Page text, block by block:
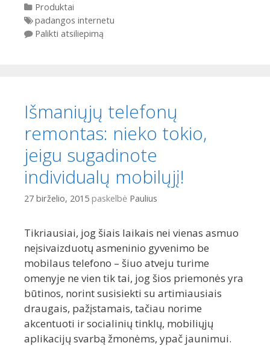
Kategorijos
Produktai
Gairės
padangos internetu
Palikti atsiliepimą
Išmaniųjų telefonų
remontas: nieko tokio,
jeigu sugadinote
individualų mobilųjį!
27 birželio, 2015 paskelbė Paulius
Tikriausiai, jog šiais laikais nei vienas asmuo
neįsivaizduotų asmeninio gyvenimo be
mobilaus telefono – šiuo atveju turime
omenyje ne vien tik tai, jog šios priemonės yra
būtinos, norint susisiekti su artimiausiais
draugais, pažįstamais, tačiau norime
akcentuoti ir socialinių tinklų, mobiliųjų
aplikacijų svarbą žmonėms, ypač jaunimui.